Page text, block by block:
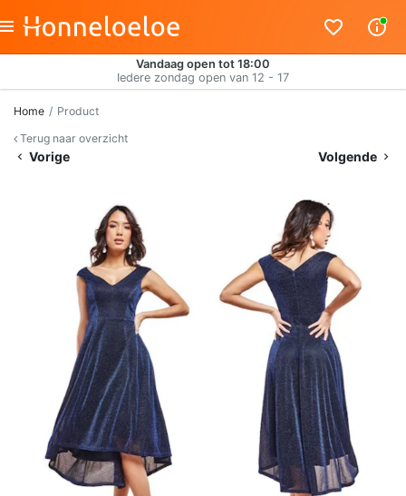
Vandaag open tot 18:00
Iedere zondag open van 12 - 17
Home
Product
Terug naar overzicht
Vorige Volgende